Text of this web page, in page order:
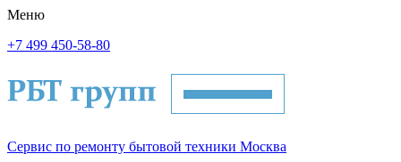
Меню
+7 499 450-58-80
Сервис по ремонту бытовой техники Москва